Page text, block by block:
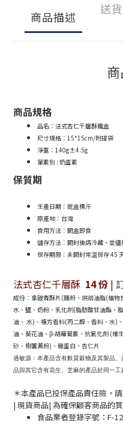
商品描述
送
商品規格
品名： 法式杏仁千層酥鐵盒
尺寸規格： 15*15cm/附提袋
淨重： 140g±4.5g
葷素別 : 奶蛋素
保質期
生產日期：底盒標示
原產地：台灣
食用方法：開盒即食
儲存方法：開封後請冷藏，並
保存期限： 未開封常溫保存 45
法式杏仁千層酥 14 份 |
成份 ： 拿破崙酥片(麵粉、烘焙油脂(植物
水、鹽、奶粉、乳化劑(脂肪酸甘油酯、
油、 水)、複方香料(丙二醇、香料、水)
油、葵花油、β-胡蘿蔔素、抗氧化劑 (維
砂、樹薯澱粉)、雞蛋白、杏仁片
過敏源： 本產品含有麩質穀物及其製品
品與其它含有花生、芝麻的產品於同一工
＊本產品已投保產品責任險，
| 現貨商品| 為確保顧客商品的
食品業者登錄字號：F-